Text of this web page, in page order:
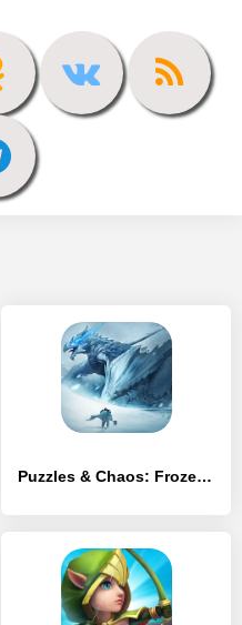
Puzzles & Chaos: Frozen Castle - [MOD Бесконечные монеты]